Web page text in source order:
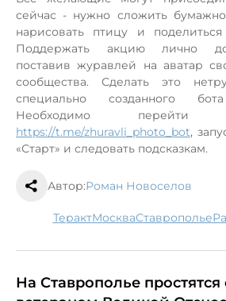
сейчас - нужно сложить
нарисовать птицу и
Поддержать акцию лично
поставивжуравлей на аватар
сообщества. Сделать это
специально созданного
Необходимо
https://t.me/zhuravli_photo_bot,
«Старт» и следовать подсказкам.
Автор:Роман Новоселов
теракт Москва Ставрополье
На Ставрополье простятся